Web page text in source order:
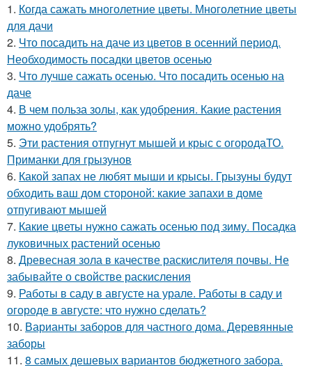
1. Когда сажать многолетние цветы. Многолетние цветы
для дачи
2. Что посадить на даче из цветов в осенний период.
Необходимость посадки цветов осенью
3. Что лучше сажать осенью. Что посадить осенью на
даче
4. В чем польза золы, как удобрения. Какие растения
можно удобрять?
5. Эти растения отпугнут мышей и крыс с огородаТО.
Приманки для грызунов
6. Какой запах не любят мыши и крысы. Грызуны будут
обходить ваш дом стороной: какие запахи в доме
отпугивают мышей
7. Какие цветы нужно сажать осенью под зиму. Посадка
луковичных растений осенью
8. Древесная зола в качестве раскислителя почвы. Не
забывайте о свойстве раскисления
9. Работы в саду в августе на урале. Работы в саду и
огороде в августе: что нужно сделать?
10. Варианты заборов для частного дома. Деревянные
заборы
11. 8 самых дешевых вариантов бюджетного забора.